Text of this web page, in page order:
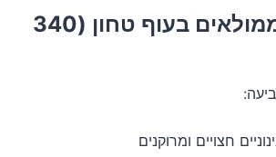
5. קישואים ממולאים בעוף טחון (340